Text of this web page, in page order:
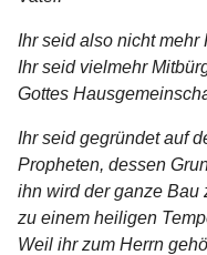
Ihr seid also nicht mehr
Ihr seid vielmehr
Gottes
Ihr seid gegründet auf
Propheten, dessen
ihn wird der ganze Bau
zu einem heiligen
Weil ihr zum Herrn